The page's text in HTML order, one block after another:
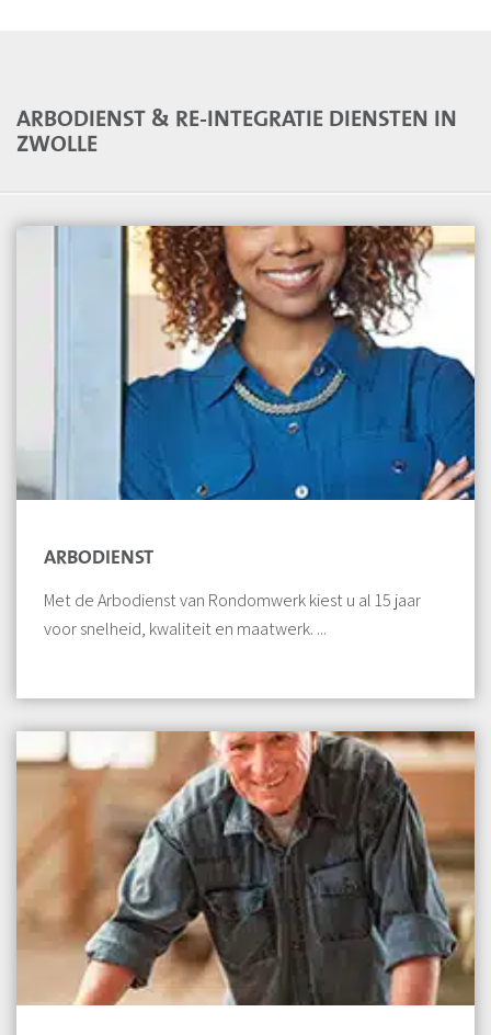
ARBODIENST & RE-INTEGRATIE DIENSTEN IN
ZWOLLE
ARBODIENST
Met de Arbodienst van Rondomwerk kiest u al 15 jaar
voor snelheid, kwaliteit en maatwerk. ...